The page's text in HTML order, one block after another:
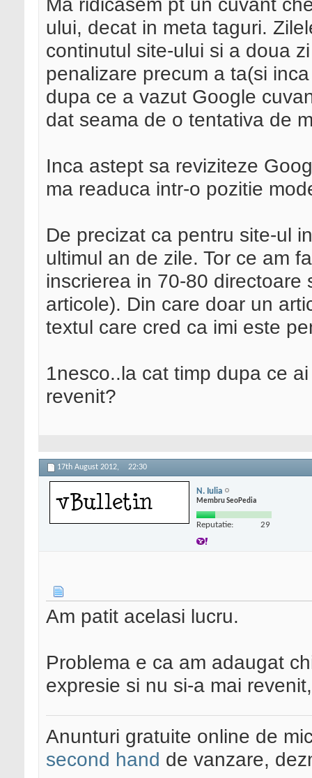
ului, decat in meta taguri.
continutul site-ului si a doua
penalizare precum a ta(si
dupa ce a vazut Google
dat seama de o tentativa de
Inca astept sa reviziteze
ma readuca intr-o pozitie
De precizat ca pentru site-ul
ultimul an de zile. Tor ce am
inscrierea in 70-80
articole). Din care doar un
textul care cred ca imi este
1nesco..la cat timp dupa ce
revenit?
17th August 2012, 22:30
N. Iulia
Membru SeoPedia
Reputatie: 29
Am patit acelasi lucru.
Problema e ca am adaugat
expresie si nu si-a mai
Anunturi gratuite online de
second hand de vanzare,